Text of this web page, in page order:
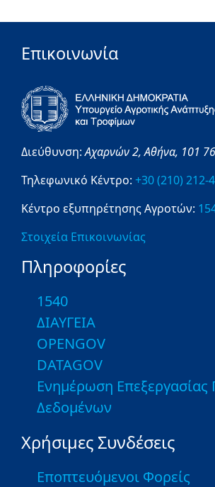
Επικοινωνία
Διεύθυνση:Αχαρνών 2,Αθήνα, 101
Τηλεφωνικό Κέντρο: +30 (210) 212-
Κέντρο εξυπηρέτησης Αγροτών:
Στοιχεία Επικοινωνίας
Πληροφορίες
1540
ΔΙΑΥΓΕΙΑ
OPENGOV
DATAGOV
Ενημέρωση
Δεδομένων
Χρήσιμες Συνδέσεις
Εποπτευόμενοι Φορείς